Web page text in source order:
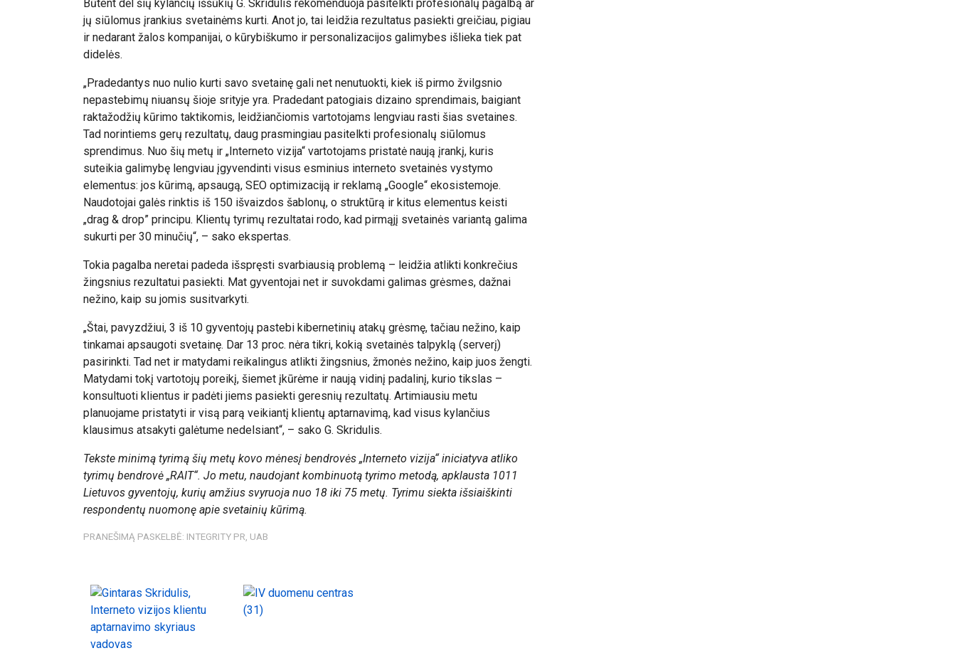
Būtent dėl šių kylančių iššūkių G. Skridulis rekomenduoja pasitelkti profesionalų pagalbą ar
jų siūlomus įrankius svetainėms kurti. Anot jo, tai leidžia rezultatus pasiekti greičiau, pigiau
ir nedarant žalos kompanijai, o kūrybiškumo ir personalizacijos galimybes išlieka tiek pat
didelės.
„Pradedantys nuo nulio kurti savo svetainę gali net nenutuokti, kiek iš pirmo žvilgsnio
nepastebimų niuansų šioje srityje yra. Pradedant patogiais dizaino sprendimais, baigiant
raktažodžių kūrimo taktikomis, leidžiančiomis vartotojams lengviau rasti šias svetaines.
Tad norintiems gerų rezultatų, daug prasmingiau pasitelkti profesionalų siūlomus
sprendimus. Nuo šių metų ir „Interneto vizija“ vartotojams pristatė naują įrankį, kuris
suteikia galimybę lengviau įgyvendinti visus esminius interneto svetainės vystymo
elementus: jos kūrimą, apsaugą, SEO optimizaciją ir reklamą „Google“ ekosistemoje.
Naudotojai galės rinktis iš 150 išvaizdos šablonų, o struktūrą ir kitus elementus keisti
„drag & drop” principu. Klientų tyrimų rezultatai rodo, kad pirmąjį svetainės variantą galima
sukurti per 30 minučių“, – sako ekspertas.
Tokia pagalba neretai padeda išspręsti svarbiausią problemą – leidžia atlikti konkrečius
žingsnius rezultatui pasiekti. Mat gyventojai net ir suvokdami galimas grėsmes, dažnai
nežino, kaip su jomis susitvarkyti.
„Štai, pavyzdžiui, 3 iš 10 gyventojų pastebi kibernetinių atakų grėsmę, tačiau nežino, kaip
tinkamai apsaugoti svetainę. Dar 13 proc. nėra tikri, kokią svetainės talpyklą (serverį)
pasirinkti. Tad net ir matydami reikalingus atlikti žingsnius, žmonės nežino, kaip juos žengti.
Matydami tokį vartotojų poreikį, šiemet įkūrėme ir naują vidinį padalinį, kurio tikslas –
konsultuoti klientus ir padėti jiems pasiekti geresnių rezultatų. Artimiausiu metu
planuojame pristatyti ir visą parą veikiantį klientų aptarnavimą, kad visus kylančius
klausimus atsakyti galėtume nedelsiant“, – sako G. Skridulis.
Tekste minimą tyrimą šių metų kovo mėnesį bendrovės „Interneto vizija“ iniciatyva atliko
tyrimų bendrovė „RAIT“. Jo metu, naudojant kombinuotą tyrimo metodą, apklausta 1011
Lietuvos gyventojų, kurių amžius svyruoja nuo 18 iki 75 metų. Tyrimu siekta išsiaiškinti
respondentų nuomonę apie svetainių kūrimą.
PRANEŠIMĄ PASKELBĖ: INTEGRITY PR, UAB